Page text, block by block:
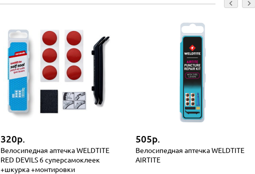
320р.
Велосипедная аптечка WELDTITE
RED DEVILS 6 суперсамоклеек
+шкурка +монтировки
505р.
Велосипедная аптечка WELDTITE
AIRTITE